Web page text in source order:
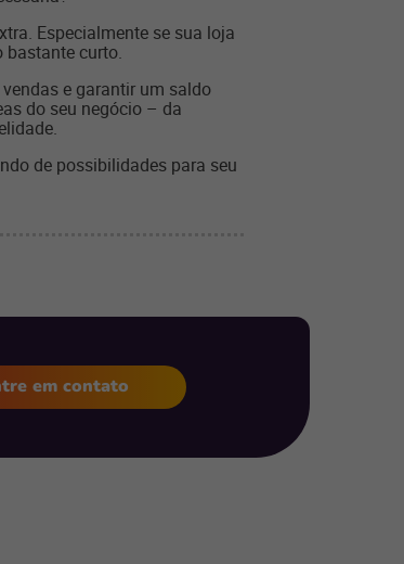
Especialmente se sua loja
bastante curto.
e garantir um saldo
do seu negócio – da
de possibilidades para seu
em contato